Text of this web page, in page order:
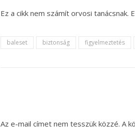
Ez a cikk nem számít orvosi
baleset biztonság figyelmeztetés
Az e-mail címet nem tesszük közzé. A